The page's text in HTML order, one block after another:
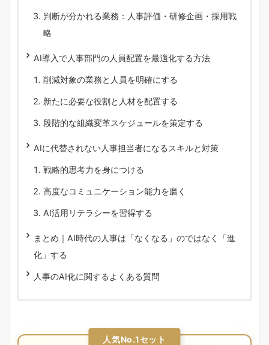
判断が分かれる業務：人事評価・研修企画・採用戦
略
AI導入で人事部門の人員配置を最適化する方法
削減対象の業務と人員を明確にする
新たに必要な役割と人材を配置する
段階的な組織変革スケジュールを策定する
AIに代替されない人事担当者になるスキルと対策
戦略的思考力を身につける
高度なコミュニケーション能力を磨く
AI活用リテラシーを習得する
まとめ｜AI時代の人事は「なくなる」のではなく「進
化」する
人事のAI化に関するよくある質問
人気No.1セット